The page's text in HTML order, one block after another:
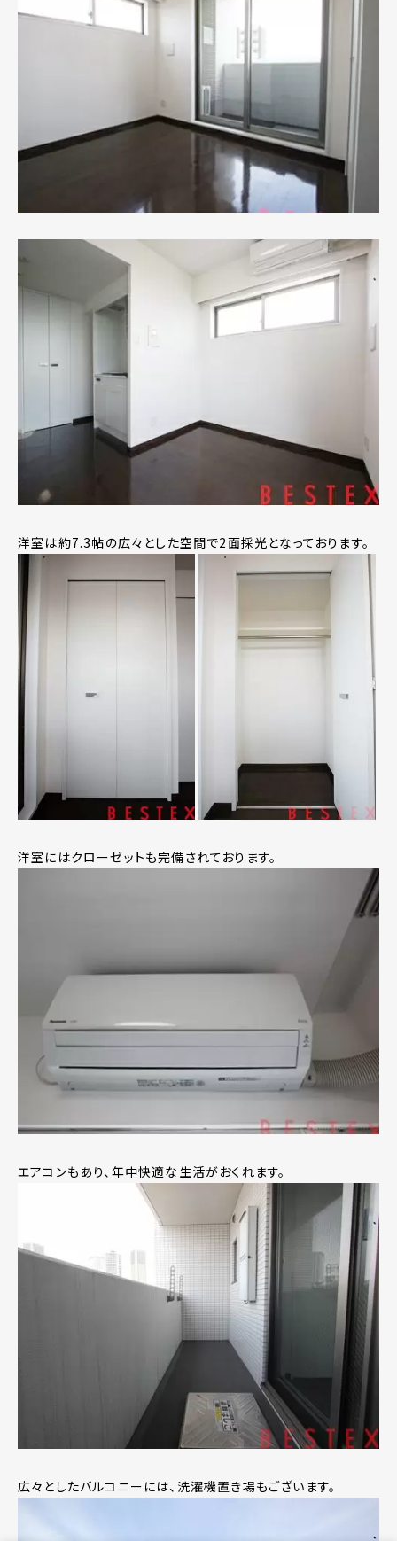
洋室は約7.3帖の広々とした空間で2面採光となっております。
洋室にはクローゼットも完備されております。
エアコンもあり、年中快適な生活がおくれます。
広々としたバルコニーには、洗濯機置き場もございます。